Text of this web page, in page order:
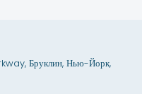
Бруклин, Нью-Йорк,